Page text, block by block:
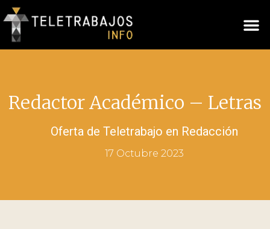
Redactor Académico – Letras
Oferta de Teletrabajo en Redacción
17 Octubre 2023